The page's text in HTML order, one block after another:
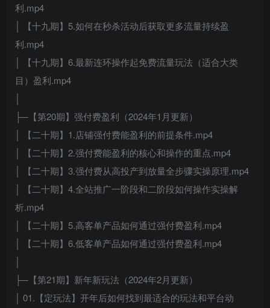
利.mp4
│ 【十九期】5.如何在秒杀活动后获取更多流量持续盈
利.mp4
│ 【十九期】6.最新连环操作起免费流量玩法（适合大类
目）盈利.mp4
│
├─【第20期】强付费盈利（2024年1月更新）
│ 【二十期】1.店铺强付费能盈利的前提条件.mp4
│ 【二十期】2.强付费能盈利的核心和操作的重点.mp4
│ 【二十期】3.强付费从高投产到放量全步骤实操原理.mp4
│ 【二十期】4.全站推广一阶段和二阶段如何操作实操解
析.mp4
│ 【二十期】5.高客单产品如何通过强付费盈利.mp4
│ 【二十期】6.低客单产品如何通过强付费盈利.mp4
│
├─【第21期】新年新玩法（2024年2月更新）
│ 01.【定玩法】开年后如何找到最适合的玩法和平台动